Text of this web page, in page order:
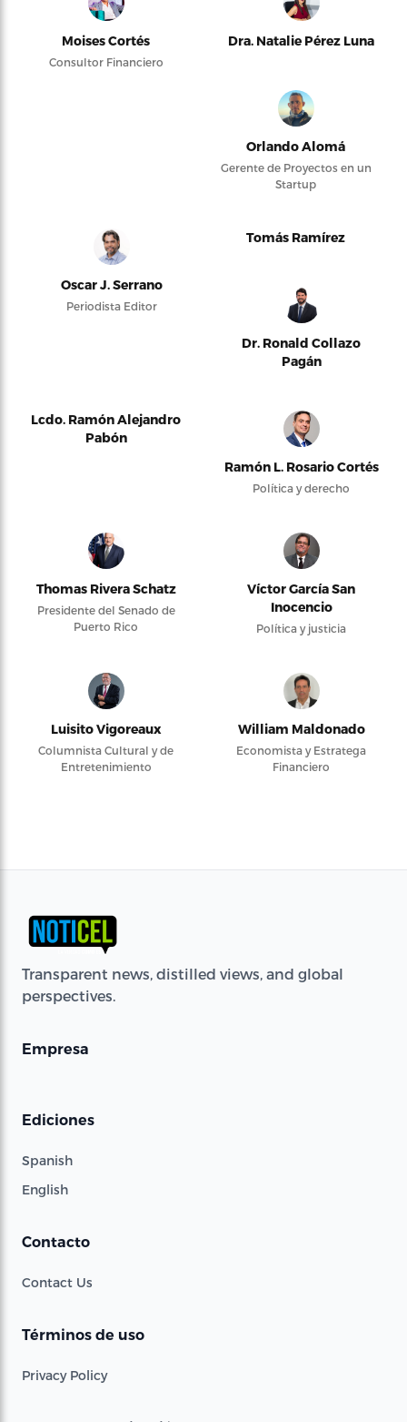
Moises Cortés
Consultor Financiero
Dra. Natalie Pérez Luna
Orlando Alomá
Gerente de Proyectos en un
Startup
Oscar J. Serrano
Periodista Editor
Tomás Ramírez
Dr. Ronald Collazo
Pagán
Lcdo. Ramón Alejandro
Pabón
Ramón L. Rosario Cortés
Política y derecho
Thomas Rivera Schatz
Presidente del Senado de
Puerto Rico
Víctor García San
Inocencio
Política y justicia
Luisito Vigoreaux
Columnista Cultural y de
Entretenimiento
William Maldonado
Economista y Estratega
Financiero
Transparent news, distilled views, and global
perspectives.
Empresa
Ediciones
Spanish
English
Contacto
Contact Us
Términos de uso
Privacy Policy